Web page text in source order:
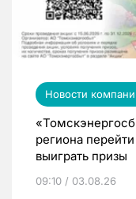
Новости
региона
выиграть призы
09:10 / 03.08.26